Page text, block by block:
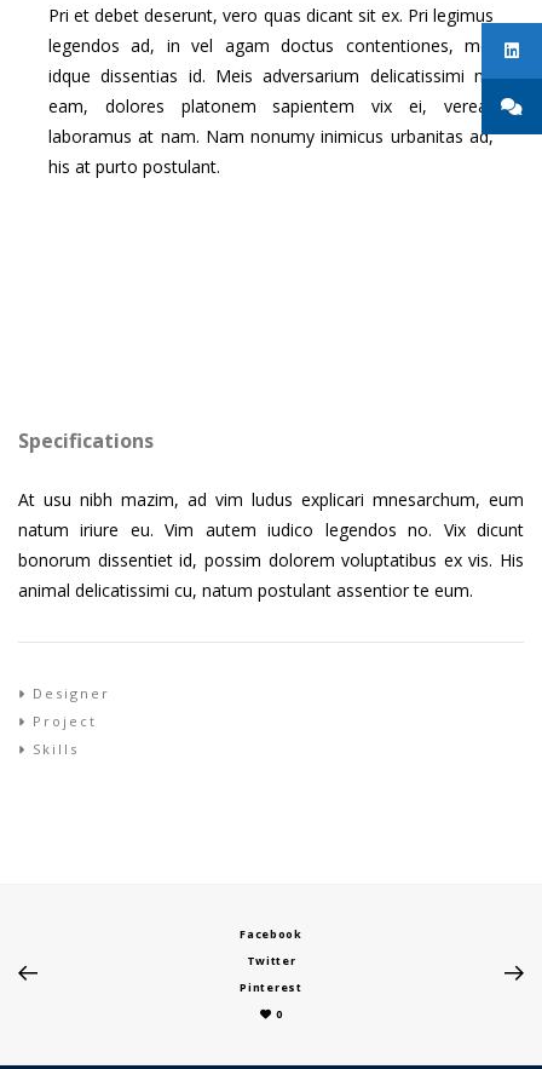
Pri et debet deserunt, vero quas dicant sit ex. Pri legimus
legendos ad, in vel agam doctus contentiones, mel
idque dissentias id. Meis adversarium delicatissimi ne
eam, dolores platonem sapientem vix ei, verear
laboramus at nam. Nam nonumy inimicus urbanitas ad,
his at purto postulant.
Specifications
At usu nibh mazim, ad vim ludus explicari mnesarchum, eum
natum iriure eu. Vim autem iudico legendos no. Vix dicunt
bonorum dissentiet id, possim dolorem voluptatibus ex vis. His
animal delicatissimi cu, natum postulant assentior te eum.
Designer
Project
Skills
Facebook
Twitter
Pinterest
0